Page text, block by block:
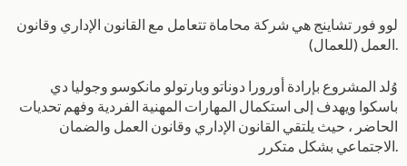
لوو فور تشاينج هي شركة محاماة تتعامل مع القانون الإداري وقانون
العمل (للعمال).
وُلد المشروع بإرادة أورورا دوناتو وبارتولو مانكوسو وجوليا دي
باسكوا ويهدف إلى استكمال المهارات المهنية الفردية وفهم تحديات
الحاضر ، حيث يلتقي القانون الإداري وقانون العمل والضمان
الاجتماعي بشكل متكرر.